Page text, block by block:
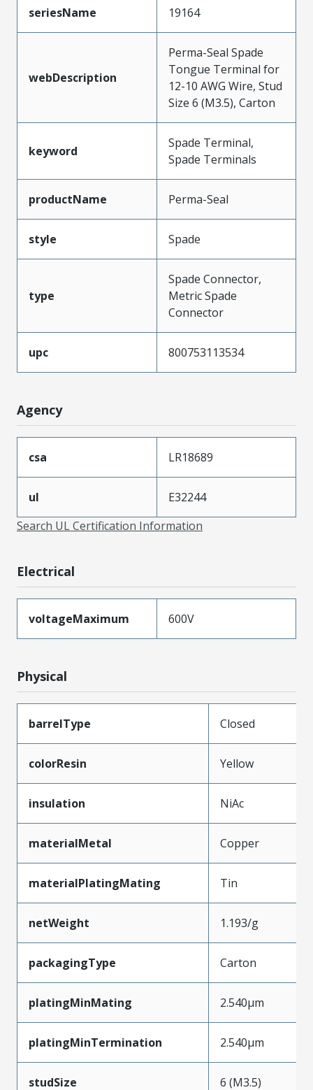
seriesName 19164
webDescription
Perma-Seal Spade
Tongue Terminal for
12-10 AWG Wire, Stud
Size 6 (M3.5), Carton
keyword
Spade Terminal,
Spade Terminals
productName Perma-Seal
style Spade
type
Spade Connector,
Metric Spade
Connector
upc 800753113534
Agency
csa LR18689
ul
E32244
Search UL Certification Information
Electrical
voltageMaximum 600V
Physical
barrelType Closed
colorResin Yellow
insulation NiAc
materialMetal Copper
materialPlatingMating Tin
netWeight 1.193/g
packagingType Carton
platingMinMating 2.540µm
platingMinTermination 2.540µm
studSize 6 (M3.5)